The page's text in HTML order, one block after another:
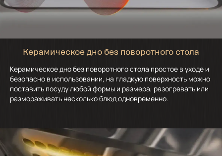
Керамическое дно без поворотного стола
Керамическое дно без поворотного стола простое в уходе и
безопасно в использовании, на гладкую поверхность можно
поставить посуду любой формы и размера, разогревать или
размораживать несколько блюд одновременно.